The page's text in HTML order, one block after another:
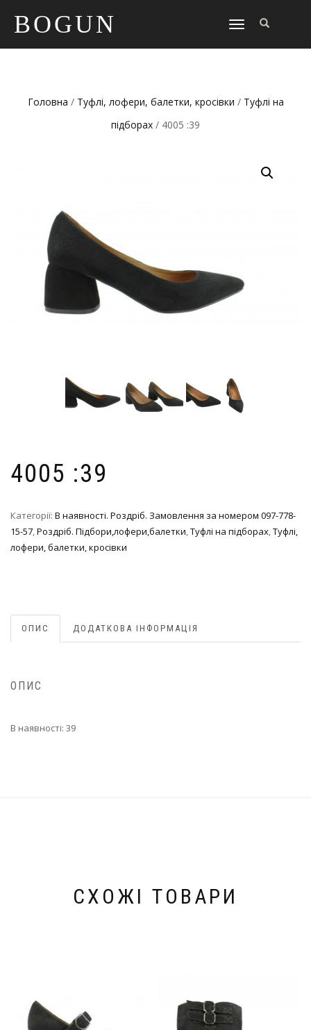
BOGUN
TOGGLE
Головна / Туфлі, лофери, балетки, кросівки / Туфлі на
підборах / 4005 :39
4005 :39
Категорії: В наявності. Роздріб. Замовлення за номером 097-778-
15-57,Роздріб. Підбори,лофери,балетки,Туфлі на підборах,Туфлі,
лофери, балетки, кросівки
ОПИС ДОДАТКОВА ІНФОРМАЦІЯ
ОПИС
В наявності: 39
СХОЖІ ТОВАРИ